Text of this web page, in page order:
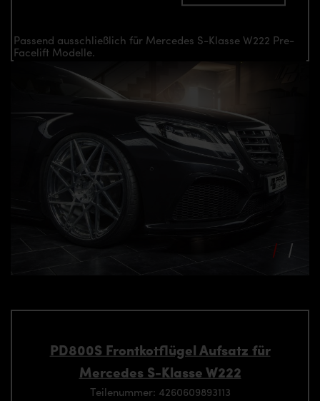
Passend ausschließlich für Mercedes S-Klasse W222 Pre-
Facelift Modelle.
PD800S Frontkotflügel Aufsatz für
Mercedes S-Klasse W222
Teilenummer: 4260609893113